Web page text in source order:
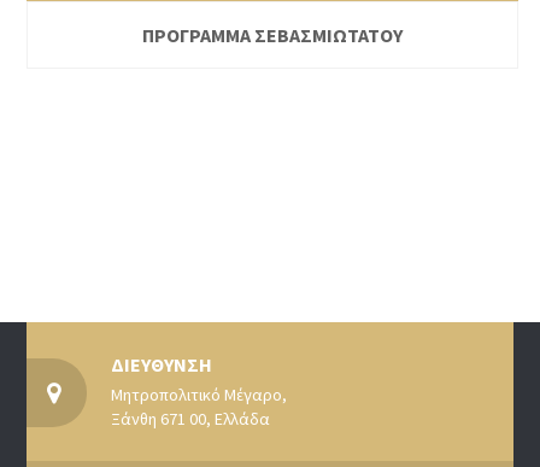
ΠΡΟΓΡΑΜΜΑ ΣΕΒΑΣΜΙΩΤΑΤΟΥ
ΔΙΕΥΘΥΝΣΗ
Μητροπολιτικό Μέγαρο,
Ξάνθη 671 00, Ελλάδα